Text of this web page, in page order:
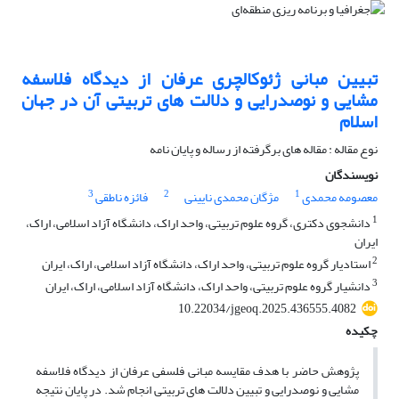
تبیین مبانی ژئوکالچری عرفان از دیدگاه فلاسفه
مشایی و نوصدرایی و دلالت های تربیتی آن در جهان
اسلام
نوع مقاله : مقاله های برگرفته از رساله و پایان نامه
نویسندگان
معصومه محمدی1 مژگان محمدی نایینی 2 فائزه ناطقی3
1 دانشجوی دکتری، گروه علوم تربیتی، واحد اراک، دانشگاه آزاد اسلامی، اراک،
ایران
2استادیار گروه علوم تربیتی، واحد اراک، دانشگاه آزاد اسلامی، اراک، ایران
3دانشیار گروه علوم تربیتی، واحد اراک، دانشگاه آزاد اسلامی، اراک، ایران
10.22034/jgeoq.2025.436555.4082
چکیده
پژوهش حاضر با هدف مقایسه مبانی فلسفی عرفان از دیدگاه فلاسفه
مشایی و نوصدرایی و تبیین دلالت های تربیتی انجام شد. در پایان نتیجه